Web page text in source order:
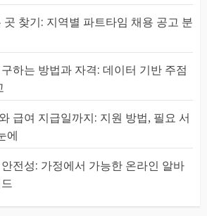
찾기: 지역별 파트타임 채용 공고 분
하는 방법과 자격: 데이터 기반 주점
급여 지급일까지: 지원 방법, 필요 서
에
전성: 가정에서 가능한 온라인 알바